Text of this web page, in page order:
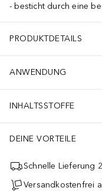
besticht durch eine
PRODUKTDETAILS
ANWENDUNG
INHALTSSTOFFE
DEINE VORTEILE
Schnelle Lieferung
Versandkostenfrei